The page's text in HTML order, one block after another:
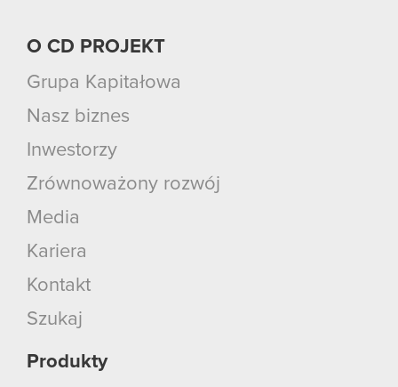
O CD PROJEKT
Grupa Kapitałowa
Nasz biznes
Inwestorzy
Zrównoważony rozwój
Media
Kariera
Kontakt
Szukaj
Produkty